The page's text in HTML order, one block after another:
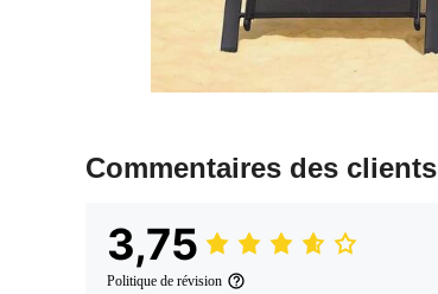
Commentaires des clients
3,75
Politique de révision